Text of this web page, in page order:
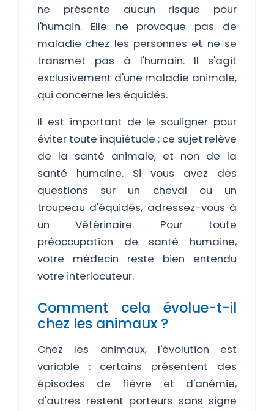
ne présente aucun risque pour
l'humain. Elle ne provoque pas de
maladie chez les personnes et ne se
transmet pas à l'humain. Il s'agit
exclusivement d'une maladie animale,
qui concerne les équidés.
Il est important de le souligner pour
éviter toute inquiétude : ce sujet relève
de la santé animale, et non de la
santé humaine. Si vous avez des
questions sur un cheval ou un
troupeau d'équidés, adressez-vous à
un Vétérinaire. Pour toute
préoccupation de santé humaine,
votre médecin reste bien entendu
votre interlocuteur.
Comment cela évolue-t-il
chez les animaux ?
Chez les animaux, l'évolution est
variable : certains présentent des
épisodes de fièvre et d'anémie,
d'autres restent porteurs sans signe